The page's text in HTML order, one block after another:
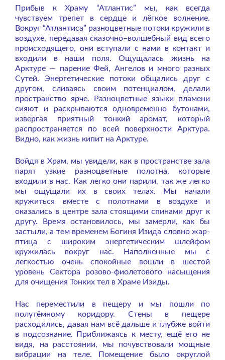
Прибыв к Храму “Атлантис” мы, как всегда
чувствуем трепет в сердце и лёгкое волнение.
Вокруг “Атлантиса” разноцветные потоки кружили в
воздухе, передавая сказочно–волшебный вид всего
происходящего, они вступали с нами в контакт и
входили в наши поля. Ощущалась жизнь на
Арктуре — парение Фей, Ангелов и много разных
Сутей. Энергетические потоки общались друг с
другом, сливаясь своим потенциалом, делали
пространство ярче. Разноцветные языки пламени
сияют и раскрываются одновременно бутонами,
извергая приятный тонкий аромат, который
распространяется по всей поверхности Арктура.
Видно, как жизнь кипит на Арктуре.
Войдя в Храм, мы увидели, как в пространстве зала
парят узкие разноцветные полотна, которые
входили в нас. Как легко они парили, так же легко
мы ощущали их в своих телах. Мы начали
кружиться вместе с полотнами в воздухе и
оказались в центре зала стоящими спинами друг к
другу. Время остановилось, мы замерли, как бы
застыли, а тем временем Богиня Изида словно жар-
птица с широким энергетическим шлейфом
кружилась вокруг нас. Наполненные мы с
легкостью очень спокойные вошли в шестой
уровень Сектора розово-фиолетового насыщения
для очищения Тонких тел в Храме Изиды.
Нас переместили в пещеру и мы пошли по
полутёмному коридору. Стены в пещере
расходились, давая нам всё дальше и глубже войти
в подсознание. Приближаясь к месту, ещё его не
видя, на расстоянии, мы почувствовали мощные
вибрации на теле. Помещение было округлой